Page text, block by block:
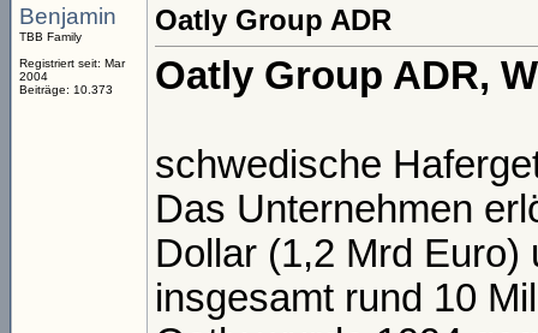
Benjamin
TBB Family
Registriert seit: Mar
2004
Beiträge: 10.373
Oatly Group ADR
Oatly Group ADR,
schwedische
Das Unternehmen
Dollar (1,2 Mrd
insgesamt rund 10